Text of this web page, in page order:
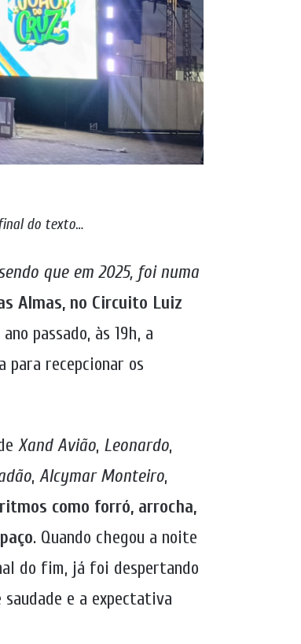
do texto…
que em 2025, foi numa
Almas, no Circuito Luiz
passado, às 19h, a
para recepcionar os
Xand Avião, Leonardo,
, Alcymar Monteiro,
como forró, arrocha,
. Quando chegou a noite
do fim, já foi despertando
e a expectativa